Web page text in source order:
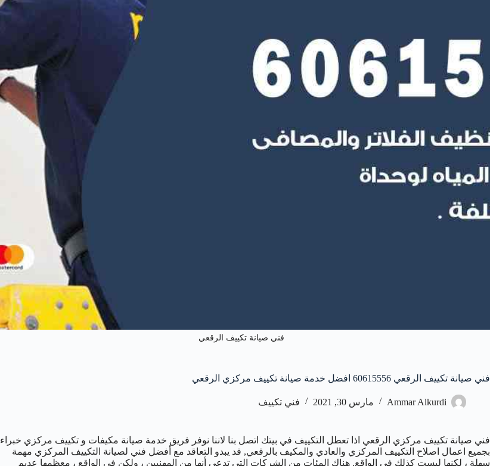
فني صيانة تكييف الرقعي
فني صيانة تكييف الرقعي 60615556 افضل خدمة صيانة تكييف مركزي الرقعي
Ammar Alkurdi مارس 30, 2021 فني تكييف
فني صيانة تكييف مركزي الرقعي اذا تعطل التكييف في بيتك اتصل بنا لاننا نوفر فريق خدمة صيانة مكيفات و تكييف مركزي خبراء
بجميع اعمال اصلاح التكييف المركزي والعادي والمكيف بالرقعي, قد يبدو التعاقد مع أفضل فني لصيانة التكييف المركزي مهمة
سهلة ، لكنها ليست كذلك في الواقع. هناك المئات من الشركات التي تدعي أنها من المهنيين ، ولكن في الواقع ، معظمها عديم